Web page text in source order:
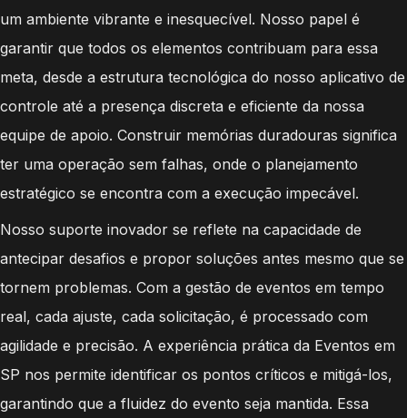
um ambiente vibrante e inesquecível. Nosso papel é
garantir que todos os elementos contribuam para essa
meta, desde a estrutura tecnológica do nosso aplicativo de
controle até a presença discreta e eficiente da nossa
equipe de apoio. Construir memórias duradouras significa
ter uma operação sem falhas, onde o planejamento
estratégico se encontra com a execução impecável.
Nosso suporte inovador se reflete na capacidade de
antecipar desafios e propor soluções antes mesmo que se
tornem problemas. Com a gestão de eventos em tempo
real, cada ajuste, cada solicitação, é processado com
agilidade e precisão. A experiência prática da Eventos em
SP nos permite identificar os pontos críticos e mitigá-los,
garantindo que a fluidez do evento seja mantida. Essa